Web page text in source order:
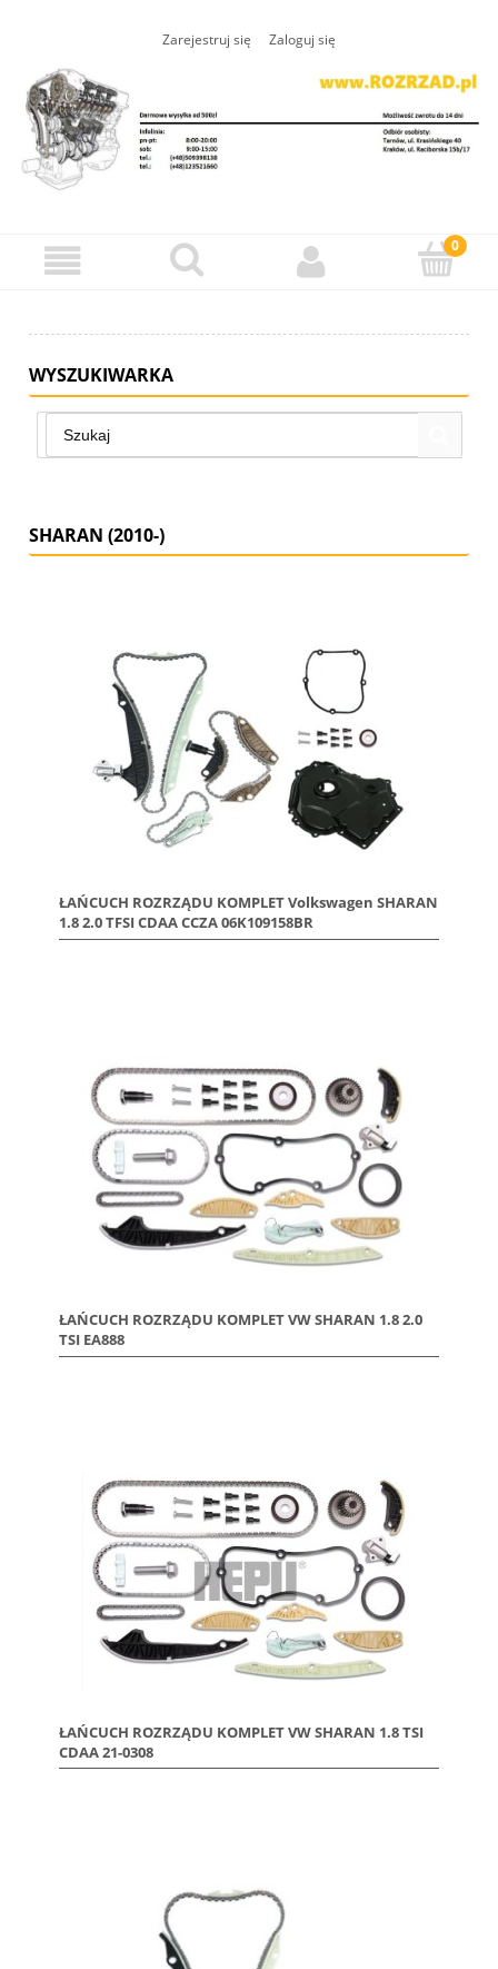
Zarejestruj się Zaloguj się
WYSZUKIWARKA
SHARAN (2010-)
ŁAŃCUCH ROZRZĄDU KOMPLET Volkswagen SHARAN
1.8 2.0 TFSI CDAA CCZA 06K109158BR
ŁAŃCUCH ROZRZĄDU KOMPLET VW SHARAN 1.8 2.0
TSI EA888
ŁAŃCUCH ROZRZĄDU KOMPLET VW SHARAN 1.8 TSI
CDAA 21-0308